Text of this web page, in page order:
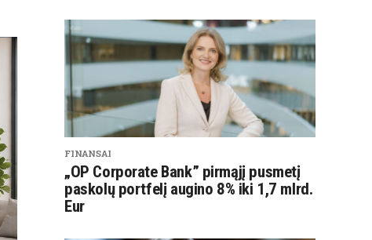
FINANSAI
„OP Corporate Bank” pirmąjį pusmetį
paskolų portfelį augino 8% iki 1,7 mlrd.
Eur